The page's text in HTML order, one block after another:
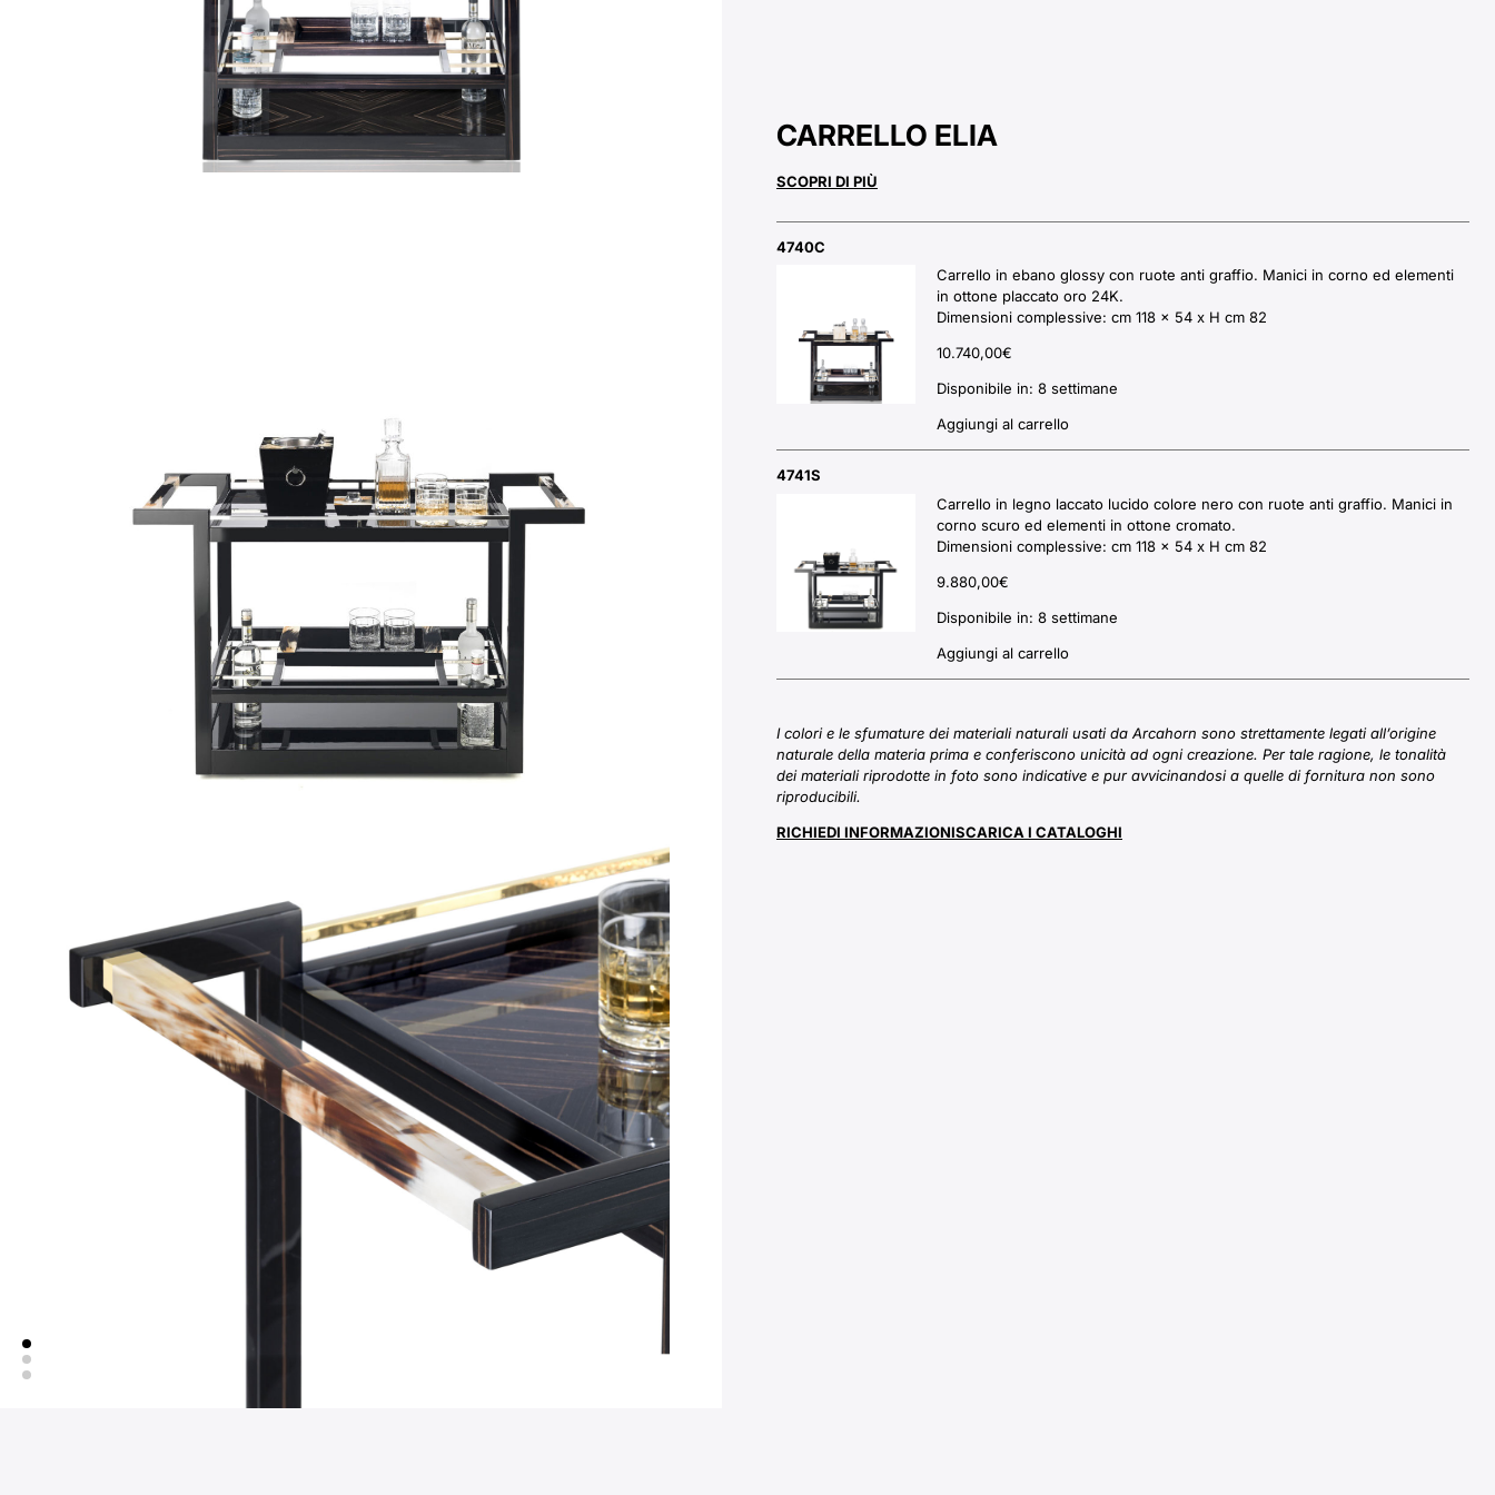
CARRELLO ELIA
SCOPRI DI PIÙ
4740C
Carrello in ebano glossy con ruote anti graffio. Manici in corno ed elementi
in ottone placcato oro 24K.
Dimensioni complessive: cm 118 x 54 x H cm 82
10.740,00€
Disponibile in:8 settimane
Aggiungi al carrello
4741S
Carrello in legno laccato lucido colore nero con ruote anti graffio. Manici in
corno scuro ed elementi in ottone cromato.
Dimensioni complessive: cm 118 x 54 x H cm 82
9.880,00€
Disponibile in:8 settimane
Aggiungi al carrello
I colori e le sfumature dei materiali naturali usati da Arcahorn sono strettamente legati all’origine
naturale della materia prima e conferiscono unicità ad ogni creazione. Per tale ragione, le tonalità
dei materiali riprodotte in foto sono indicative e pur avvicinandosi a quelle di fornitura non sono
riproducibili.
RICHIEDI INFORMAZIONISCARICA I CATALOGHI